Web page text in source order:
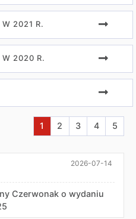
W 2021 R.
W 2020 R.
Aktualna strona nr 1
1 Przejdź do strony
2 Przejdź do
3 Przejdź
4 5
2026-07-14
Czerwonak o wydaniu